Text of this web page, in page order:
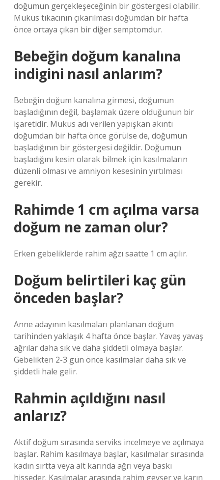
doğumun gerçekleşeceğinin bir göstergesi olabilir.
Mukus tıkacının çıkarılması doğumdan bir hafta
önce ortaya çıkan bir diğer semptomdur.
Bebeğin doğum kanalına
indigini nasıl anlarım?
Bebeğin doğum kanalına girmesi, doğumun
başladığının değil, başlamak üzere olduğunun bir
işaretidir. Mukus adı verilen yapışkan akıntı
doğumdan bir hafta önce görülse de, doğumun
başladığının bir göstergesi değildir. Doğumun
başladığını kesin olarak bilmek için kasılmaların
düzenli olması ve amniyon kesesinin yırtılması
gerekir.
Rahimde 1 cm açılma varsa
doğum ne zaman olur?
Erken gebeliklerde rahim ağzı saatte 1 cm açılır.
Doğum belirtileri kaç gün
önceden başlar?
Anne adayının kasılmaları planlanan doğum
tarihinden yaklaşık 4 hafta önce başlar. Yavaş yavaş
ağrılar daha sık ve daha şiddetli olmaya başlar.
Gebelikten 2-3 gün önce kasılmalar daha sık ve
şiddetli hale gelir.
Rahmin açıldığını nasıl
anlarız?
Aktif doğum sırasında serviks incelmeye ve açılmaya
başlar. Rahim kasılmaya başlar, kasılmalar sırasında
kadın sırtta veya alt karında ağrı veya baskı
hisseder. Kasılmalar arasında rahim gevşer ve karın